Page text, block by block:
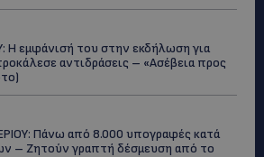
Η εμφάνισή του στην εκδήλωση για
αντιδράσεις – «Ασέβεια προς
Πάνω από 8.000 υπογραφές κατά
– Ζητούν γραπτή δέσμευση από το